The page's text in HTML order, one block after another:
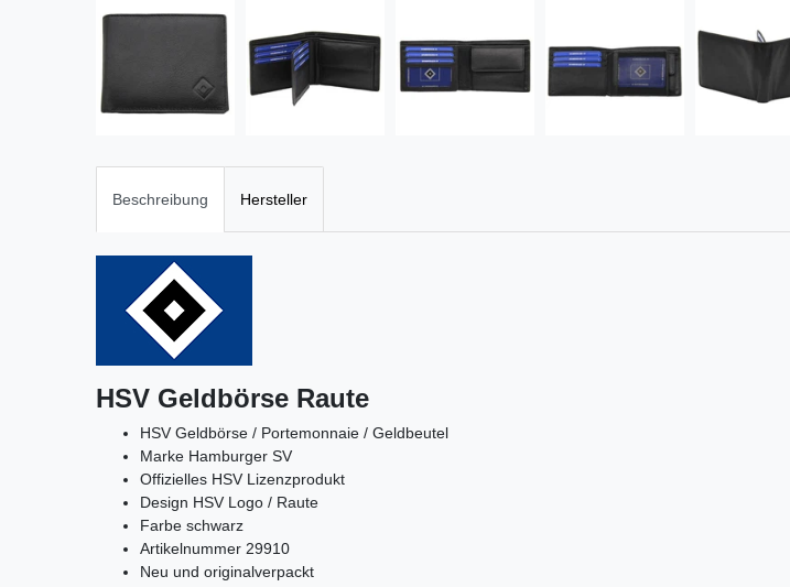
Beschreibung Hersteller
HSV Geldbörse Raute
HSV Geldbörse / Portemonnaie / Geldbeutel
Marke Hamburger SV
Offizielles HSV Lizenzprodukt
Design HSV Logo / Raute
Farbe schwarz
Artikelnummer 29910
Neu und originalverpackt